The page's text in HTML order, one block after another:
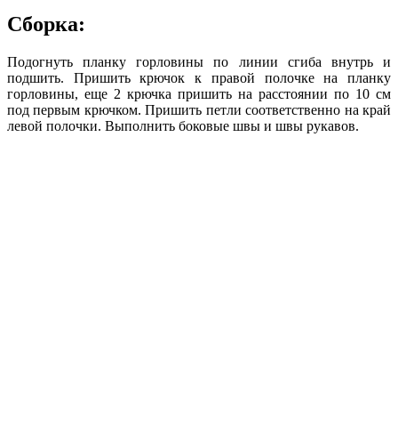
Сборка:
Подогнуть планку горловины по линии сгиба внутрь и
подшить. Пришить крючок к правой полочке на планку
горловины, еще 2 крючка пришить на расстоянии по 10 см
под первым крючком. Пришить петли соответственно на край
левой полочки. Выполнить боковые швы и швы рукавов.